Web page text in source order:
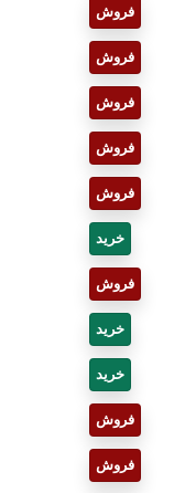
فروش
فروش
فروش
فروش
فروش
خرید
فروش
خرید
خرید
فروش
فروش